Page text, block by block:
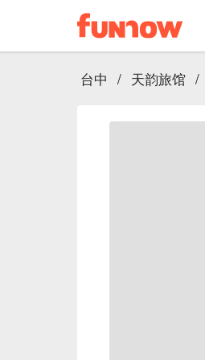
台中 / 天韵旅馆 /